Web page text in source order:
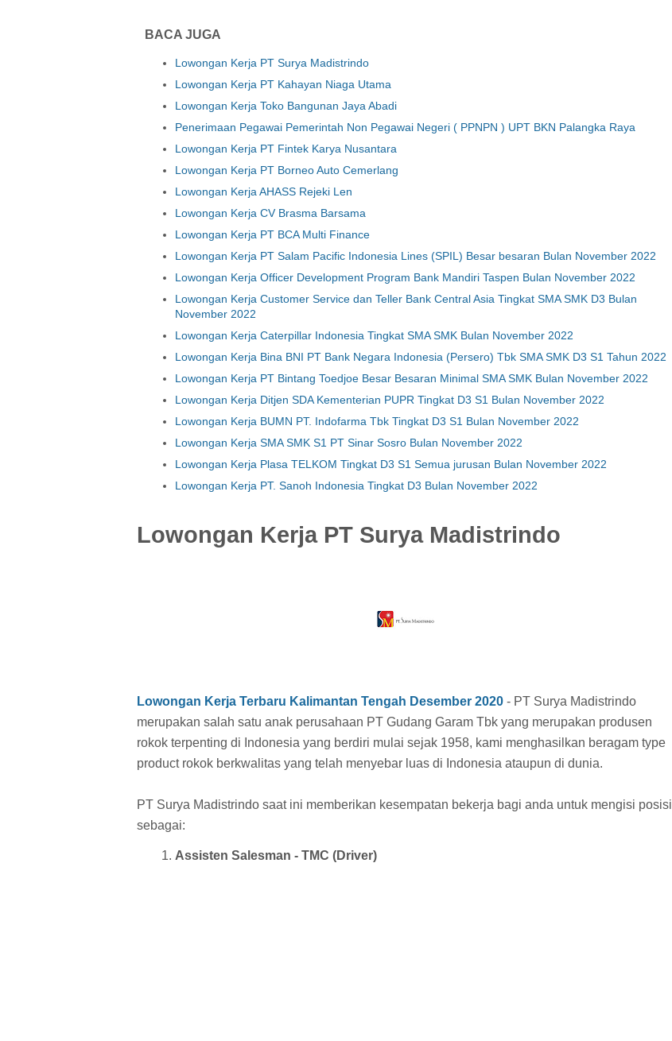
BACA JUGA
Lowongan Kerja PT Surya Madistrindo
Lowongan Kerja PT Kahayan Niaga Utama
Lowongan Kerja Toko Bangunan Jaya Abadi
Penerimaan Pegawai Pemerintah Non Pegawai Negeri ( PPNPN ) UPT BKN Palangka Raya
Lowongan Kerja PT Fintek Karya Nusantara
Lowongan Kerja PT Borneo Auto Cemerlang
Lowongan Kerja AHASS Rejeki Len
Lowongan Kerja CV Brasma Barsama
Lowongan Kerja PT BCA Multi Finance
Lowongan Kerja PT Salam Pacific Indonesia Lines (SPIL) Besar besaran Bulan November 2022
Lowongan Kerja Officer Development Program Bank Mandiri Taspen Bulan November 2022
Lowongan Kerja Customer Service dan Teller Bank Central Asia Tingkat SMA SMK D3 Bulan
November 2022
Lowongan Kerja Caterpillar Indonesia Tingkat SMA SMK Bulan November 2022
Lowongan Kerja Bina BNI PT Bank Negara Indonesia (Persero) Tbk SMA SMK D3 S1 Tahun 2022
Lowongan Kerja PT Bintang Toedjoe Besar Besaran Minimal SMA SMK Bulan November 2022
Lowongan Kerja Ditjen SDA Kementerian PUPR Tingkat D3 S1 Bulan November 2022
Lowongan Kerja BUMN PT. Indofarma Tbk Tingkat D3 S1 Bulan November 2022
Lowongan Kerja SMA SMK S1 PT Sinar Sosro Bulan November 2022
Lowongan Kerja Plasa TELKOM Tingkat D3 S1 Semua jurusan Bulan November 2022
Lowongan Kerja PT. Sanoh Indonesia Tingkat D3 Bulan November 2022
Lowongan Kerja PT Surya Madistrindo
Lowongan Kerja Terbaru Kalimantan Tengah Desember 2020 - PT Surya Madistrindo
merupakan salah satu anak perusahaan PT Gudang Garam Tbk yang merupakan produsen
rokok terpenting di Indonesia yang berdiri mulai sejak 1958, kami menghasilkan beragam type
product rokok berkwalitas yang telah menyebar luas di Indonesia ataupun di dunia.
PT Surya Madistrindo saat ini memberikan kesempatan bekerja bagi anda untuk mengisi posisi
sebagai:
Assisten Salesman - TMC (Driver)